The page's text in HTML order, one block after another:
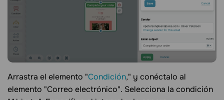
Arrastra el elemento "Condición," y conéctalo al
elemento "Correo electrónico". Selecciona la condición